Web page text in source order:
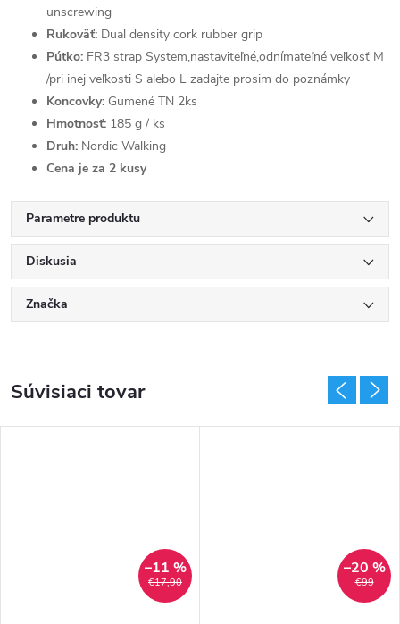
unscrewing
Rukoväť: Dual density cork rubber grip
Pútko: FR3 strap System,nastaviteľné,odnímateľné veľkosť M
/pri inej veľkosti S alebo L zadajte prosim do poznámky
Koncovky: Gumené TN 2ks
Hmotnosť: 185 g / ks
Druh: Nordic Walking
Cena je za 2 kusy
Parametre produktu
Diskusia
Značka
Súvisiaci tovar
€17,90
–11 %
€99
–20 %